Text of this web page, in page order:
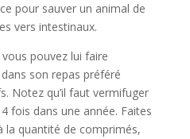
pour sauver un animal de
vers intestinaux.
pouvez lui faire
son repas préféré
Notez qu’il faut vermifuger
fois dans une année. Faites
quantité de comprimés,